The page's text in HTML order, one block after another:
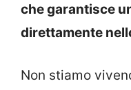
che garantisce
direttamente
Non stiamo